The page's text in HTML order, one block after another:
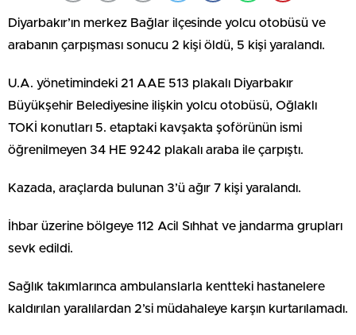
Diyarbakır’ın merkez Bağlar ilçesinde yolcu otobüsü ve
arabanın çarpışması sonucu 2 kişi öldü, 5 kişi yaralandı.
U.A. yönetimindeki 21 AAE 513 plakalı Diyarbakır
Büyükşehir Belediyesine ilişkin yolcu otobüsü, Oğlaklı
TOKİ konutları 5. etaptaki kavşakta şoförünün ismi
öğrenilmeyen 34 HE 9242 plakalı araba ile çarpıştı.
Kazada, araçlarda bulunan 3’ü ağır 7 kişi yaralandı.
İhbar üzerine bölgeye 112 Acil Sıhhat ve jandarma grupları
sevk edildi.
Sağlık takımlarınca ambulanslarla kentteki hastanelere
kaldırılan yaralılardan 2’si müdahaleye karşın kurtarılamadı.